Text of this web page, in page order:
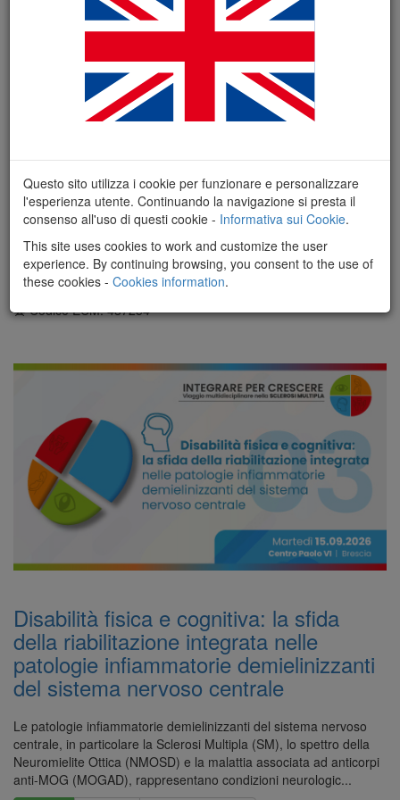
Slow Dermoscopy 10
Slow Dermoscopy vuole essere un corso in cui all’esposizione di
vari temi inerenti alla dermatoscopia, si vuole applicare una
Iscriviti
Dettagli Vedi programma
Dal 04/09/2026 al 05/09/2026
Location: Coccaglio
Crediti: 6.30
Codice ECM: 487254
Disabilità fisica e cognitiva: la sfida
della riabilitazione integrata nelle
patologie infiammatorie demielinizzanti
del sistema nervoso centrale
Le patologie infiammatorie demielinizzanti del sistema nervoso
centrale, in particolare la Sclerosi Multipla (SM), lo spettro della
Neuromielite Ottica (NMOSD) e la malattia associata ad anticorpi
anti-MOG (MOGAD), rappresentano condizioni neurologic...
Questo sito utilizza i cookie per funzionare e personalizzare
l'esperienza utente. Continuando la navigazione si presta il
consenso all'uso di questi cookie - Informativa sui Cookie.
This site uses cookies to work and customize the user
experience. By continuing browsing, you consent to the use of
these cookies - Cookies information.